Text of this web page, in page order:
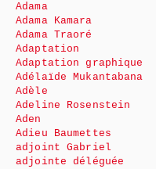
Adama
Adama Kamara
Adama Traoré
Adaptation
Adaptation graphique
Adélaïde Mukantabana
Adèle
Adeline Rosenstein
Aden
Adieu Baumettes
adjoint Gabriel
adjointe déléguée